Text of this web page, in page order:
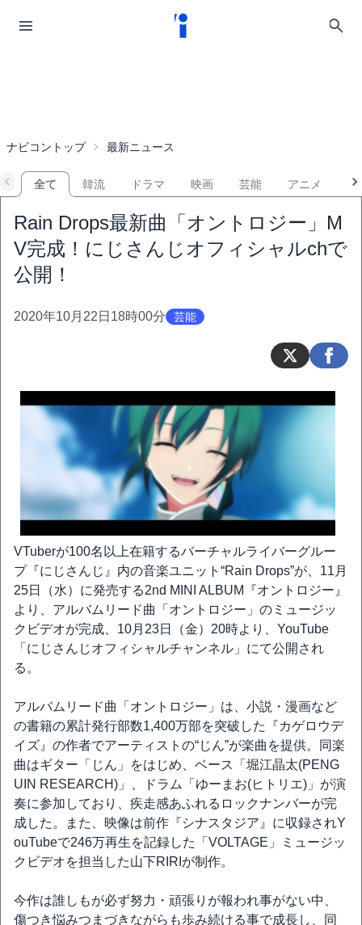
ナビコントップ 最新ニュース
全て 韓流 ドラマ 映画 芸能 アニメ
Rain Drops最新曲「オントロジー」M
V完成！にじさんじオフィシャルchで
公開！
2020年10月22日18時00分 芸能
VTuberが100名以上在籍するバーチャルライバーグルー
プ『にじさんじ』内の音楽ユニット“Rain Drops”が、11月
25日（水）に発売する2nd MINI ALBUM『オントロジー』
より、アルバムリード曲「オントロジー」のミュージッ
クビデオが完成、10月23日（金）20時より、YouTube
「にじさんじオフィシャルチャンネル」にて公開され
る。
アルバムリード曲「オントロジー」は、小説・漫画など
の書籍の累計発行部数1,400万部を突破した『カゲロウデ
イズ』の作者でアーティストの“じん”が楽曲を提供。同楽
曲はギター「じん」をはじめ、ベース「堀江晶太(PENG
UIN RESEARCH)」、ドラム「ゆーまお(ヒトリエ)」が演
奏に参加しており、疾走感あふれるロックナンバーが完
成した。また、映像は前作『シナスタジア』に収録されY
ouTubeで246万再生を記録した「VOLTAGE」ミュージッ
クビデオを担当した山下RIRIが制作。
今作は誰しもが必ず努力・頑張りが報われ事がない中、
傷つき悩みつまづきながらも歩み続ける事で成長し、同